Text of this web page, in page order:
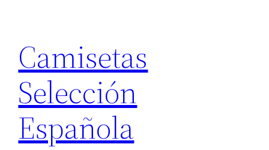
contenido
Camisetas
Selección
Española